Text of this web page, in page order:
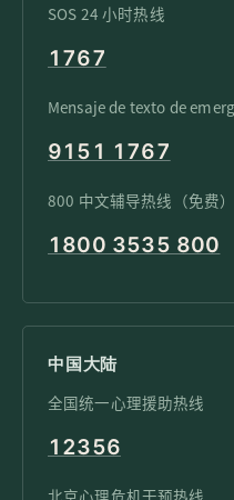
SOS 24 小时热线
1767
Mensaje de texto de
9151 1767
800 中文辅导热线（免费）
1800 3535 800
中国大陆
全国统一心理援助热线
12356
北京心理危机干预热线